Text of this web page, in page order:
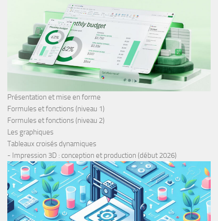
Présentation et mise en forme
Formules et fonctions (niveau 1)
Formules et fonctions (niveau 2)
Les graphiques
Tableaux croisés dynamiques
- Impression 3D : conception et production (début 2026)